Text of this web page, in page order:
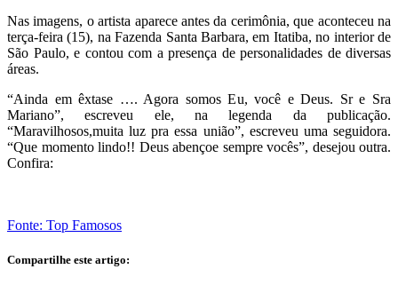
Nas imagens, o artista aparece antes da cerimônia, que aconteceu na
terça-feira (15), na Fazenda Santa Barbara, em Itatiba, no interior de
São Paulo, e contou com a presença de personalidades de diversas
áreas.
“Ainda em êxtase …. Agora somos Eu, você e Deus. Sr e Sra
Mariano”, escreveu ele, na legenda da publicação.
“Maravilhosos,muita luz pra essa união”, escreveu uma seguidora.
“Que momento lindo!! Deus abençoe sempre vocês”, desejou outra.
Confira:
Fonte: Top Famosos
Compartilhe este artigo: